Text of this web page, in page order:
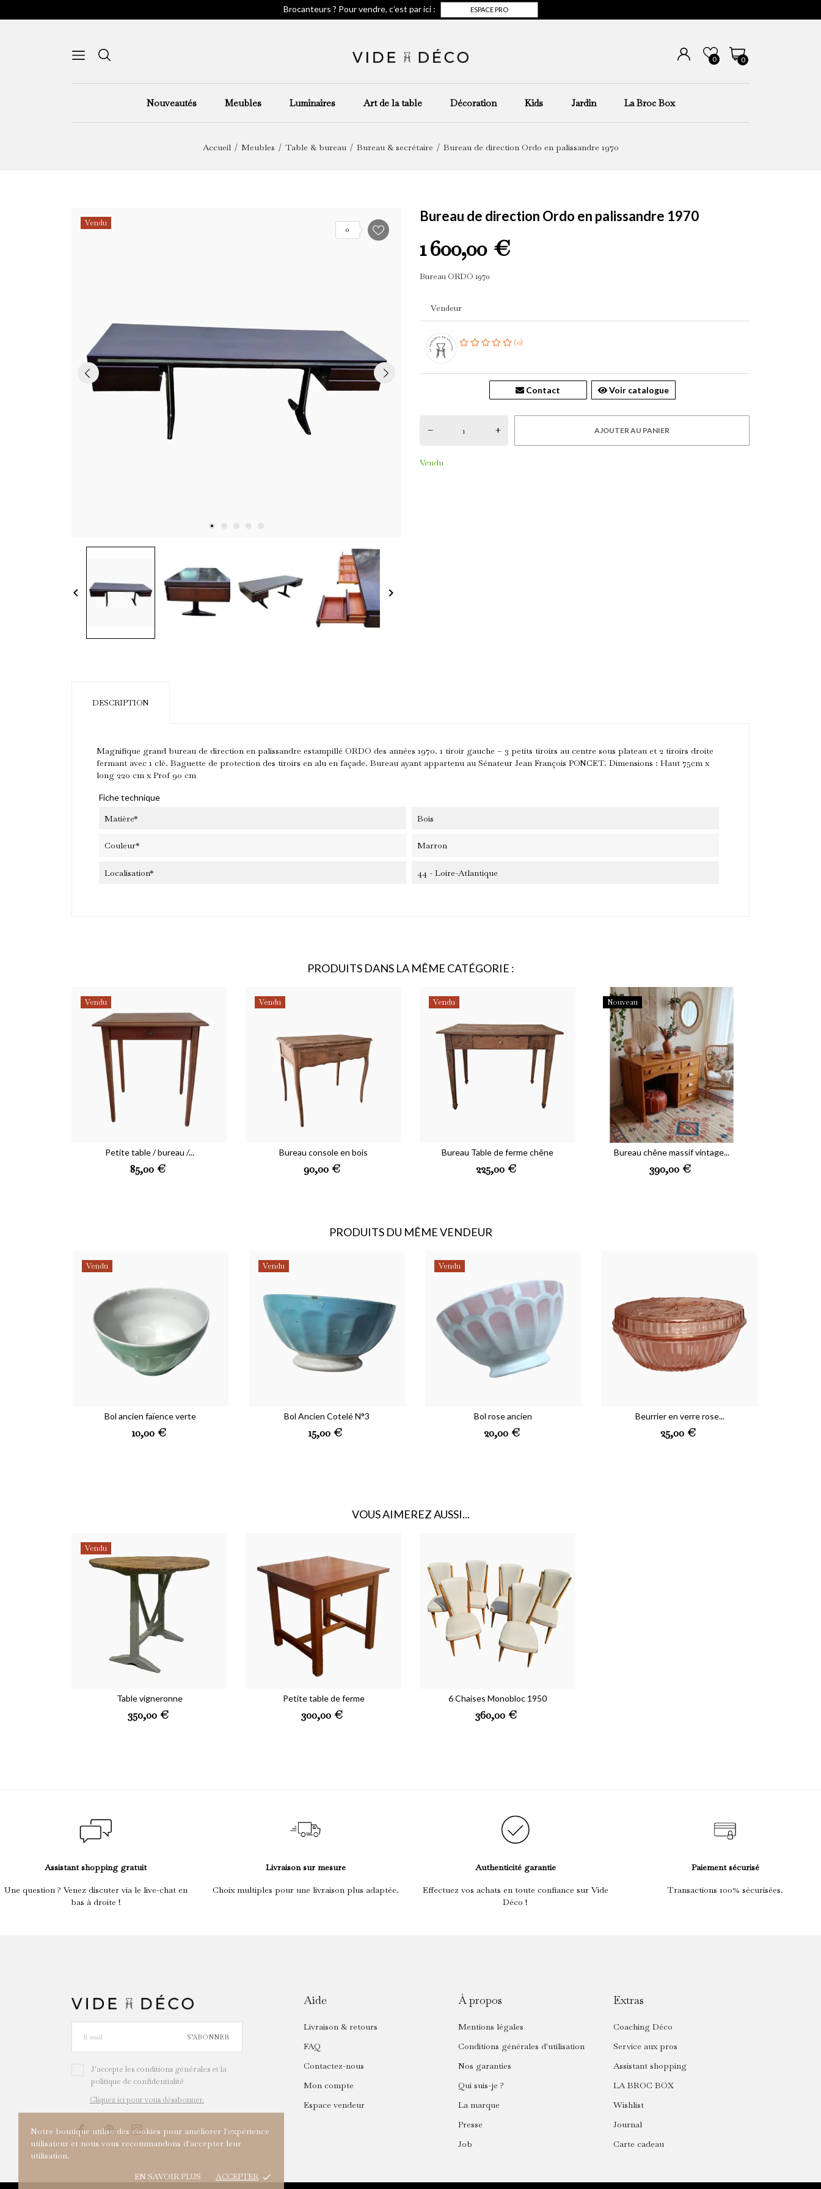
Notre boutique utilise des cookies pour améliorer l'expérience
utilisateur et nous vous recommandons d'accepter leur
utilisation.
EN SAVOIR PLUS ACCEPTER done
Brocanteurs ? Pour vendre, c’est par ici : ESPACE PRO
0 0
Nouveautés Meubles Luminaires Art de la table Décoration Kids Jardin La Broc Box
Accueil Meubles Table & bureau Bureau & secrétaire Bureau de direction Ordo en palissandre 1970
0
Vendu
keyboard_arrow_left keyboard_arrow_right
Bureau de direction Ordo en palissandre 1970
1 600,00 €
Bureau ORDO 1970
Vendeur
(0)
Contact Voir catalogue
– + AJOUTER AU PANIER
Vendu
DESCRIPTION
Magnifique grand bureau de direction en palissandre estampillé ORDO des années 1970. 1 tiroir gauche – 3 petits tiroirs au centre sous plateau et 2 tiroirs droite
fermant avec 1 clé. Baguette de protection des tiroirs en alu en façade. Bureau ayant appartenu au Sénateur Jean François PONCET. Dimensions : Haut 75cm x
long 220 cm x Prof 90 cm
Fiche technique
Matière* Bois
Couleur* Marron
Localisation* 44 - Loire-Atlantique
PRODUITS DANS LA MÊME CATÉGORIE :
Petite table / bureau /...
Prix
85,00 €
Vendu
Bureau console en bois
Prix
90,00 €
Vendu
Bureau Table de ferme chêne
Prix
225,00 €
Vendu
Bureau chêne massif vintage...
Prix
390,00 €
Nouveau
PRODUITS DU MÊME VENDEUR
Bol ancien faïence verte
Prix
10,00 €
Vendu
Bol Ancien Cotelé N°3
Prix
15,00 €
Vendu
Bol rose ancien
Prix
20,00 €
Vendu
Beurrier en verre rose...
Prix
25,00 €
VOUS AIMEREZ AUSSI...
Table vigneronne
Prix
350,00 €
Vendu
Petite table de ferme
Prix
300,00 €
6 Chaises Monobloc 1950
Prix
360,00 €
Assistant shopping gratuit
Une question ? Venez discuter via le live-chat en
bas à droite !
Livraison sur mesure
Choix multiples pour une livraison plus adaptée.
Authenticité garantie
Effectuez vos achats en toute confiance sur Vide
Déco !
Paiement sécurisé
Transactions 100% sécurisées.
S’ABONNER
J'accepte les conditions générales et la
politique de confidentialité
Cliquez ici pour vous désabonner.
Aide
Livraison & retours
FAQ
Contactez-nous
Mon compte
Espace vendeur
À propos
Mentions légales
Conditions générales d'utilisation
Nos garanties
Qui suis-je ?
La marque
Presse
Job
Extras
Coaching Déco
Service aux pros
Assistant shopping
LA BROC BOX
Wishlist
Journal
Carte cadeau
première commande.
Souscrire à la newsletter
J'accepte les conditions générales et la politique de confidentialité
Vous pouvez vous désabonner à tout moment.
ENREGISTRER